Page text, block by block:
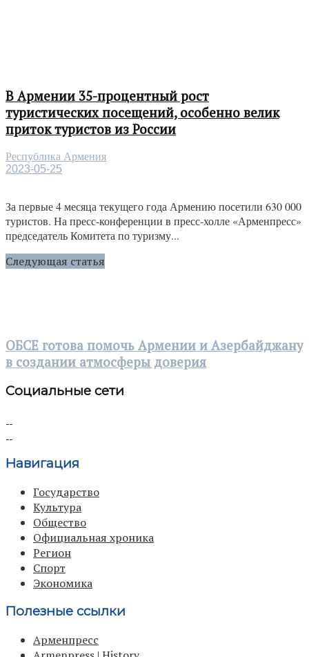
В Армении 35-процентный рост
туристических посещений, особенно велик
приток туристов из России
Республика Армения
2023-05-25
За первые 4 месяца текущего года Армению посетили 630 000
туристов. На пресс-конференции в пресс-холле «Арменпресс»
председатель Комитета по туризму...
Следующая статья
ОБСЕ готова помочь Армении и Азербайджану
в создании атмосферы доверия
Социальные сети
Навигация
Государство
Культура
Общество
Официальная хроника
Регион
Спорт
Экономика
Полезные ссылки
Арменпресс